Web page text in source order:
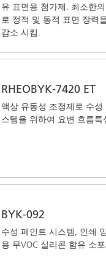
유 표면용 첨가제. 최소한
로 정적 및 동적 표면 장력
감소 시킴.
RHEOBYK-7420 ET
액상 유동성 조정제로 수성
스템을 위하여 요변 흐름특
BYK-092
수성 페인트 시스템, 인쇄
용 무VOC 실리콘 함유 소